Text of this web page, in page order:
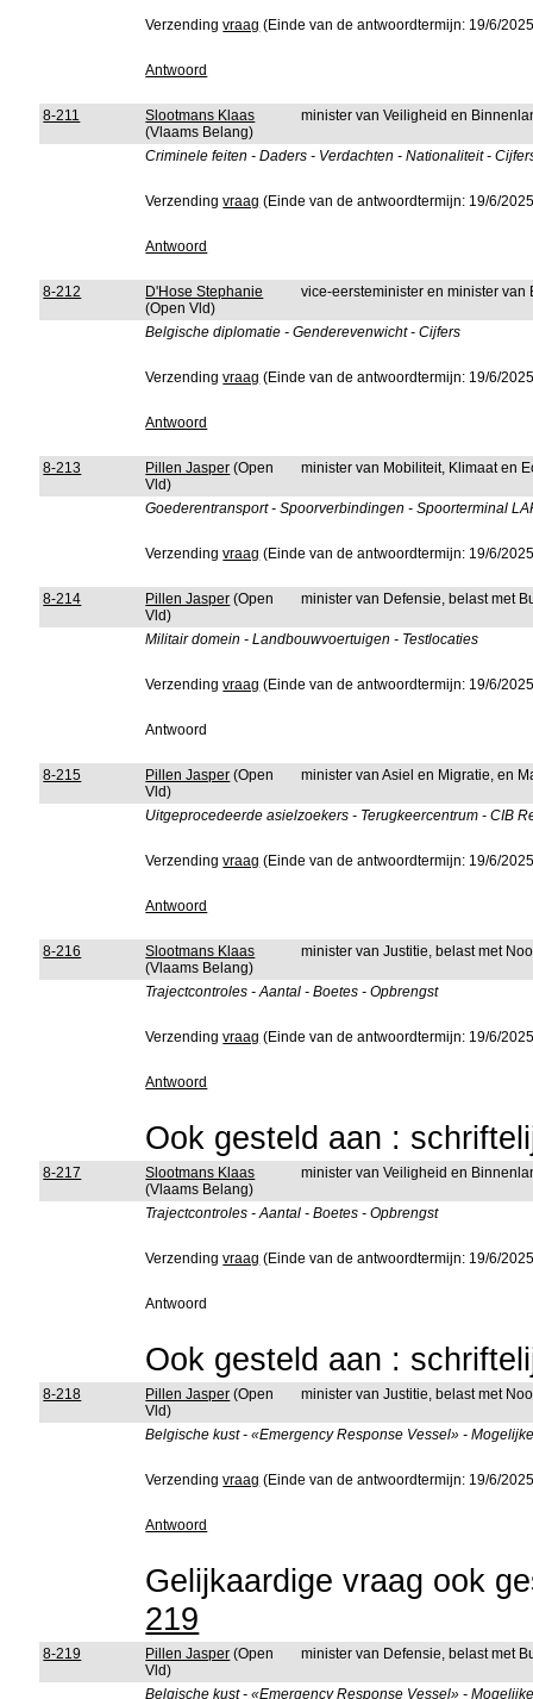
Verzendingvraag (Einde van de antwoordtermijn: 19/6/
Antwoord
8-211
Slootmans Klaas
(Vlaams Belang)
minister van Veiligheid en
Criminele feiten - Daders - Verdachten - Nationaliteit -
Verzendingvraag (Einde van de antwoordtermijn: 19/6/
Antwoord
8-212
D'Hose Stephanie
(Open Vld)
vice-eersteminister en minister
Belgische diplomatie - Genderevenwicht - Cijfers
Verzendingvraag (Einde van de antwoordtermijn: 19/6/
Antwoord
8-213 Pillen Jasper (Open
Vld)
minister van Mobiliteit, Klimaat en
Goederentransport - Spoorverbindingen - Spoorterminal
Verzendingvraag (Einde van de antwoordtermijn: 19/6/
8-214 Pillen Jasper (Open
Vld)
minister van Defensie, belast met
Militair domein - Landbouwvoertuigen - Testlocaties
Verzendingvraag (Einde van de antwoordtermijn: 19/6/
Antwoord
8-215 Pillen Jasper (Open
Vld)
minister van Asiel en Migratie, en
Uitgeprocedeerde asielzoekers - Terugkeercentrum - CIB
Verzendingvraag (Einde van de antwoordtermijn: 19/6/
Antwoord
8-216
Slootmans Klaas
(Vlaams Belang)
minister van Justitie, belast met
Trajectcontroles - Aantal - Boetes - Opbrengst
Verzendingvraag (Einde van de antwoordtermijn: 19/6/
Antwoord
Ook gesteld aan :
8-217
Slootmans Klaas
(Vlaams Belang)
minister van Veiligheid en
Trajectcontroles - Aantal - Boetes - Opbrengst
Verzendingvraag (Einde van de antwoordtermijn: 19/6/
Antwoord
Ook gesteld aan :
8-218 Pillen Jasper (Open
Vld)
minister van Justitie, belast met
Belgische kust - «Emergency Response Vessel» -
Verzendingvraag (Einde van de antwoordtermijn: 19/6/
Antwoord
Gelijkaardige vraag ook
219
8-219 Pillen Jasper (Open
Vld)
minister van Defensie, belast met
Belgische kust - «Emergency Response Vessel» -